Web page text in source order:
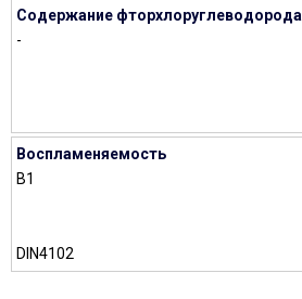
Содержание фторхлоруглеводорода
-
Воспламеняемость
B1
DIN4102